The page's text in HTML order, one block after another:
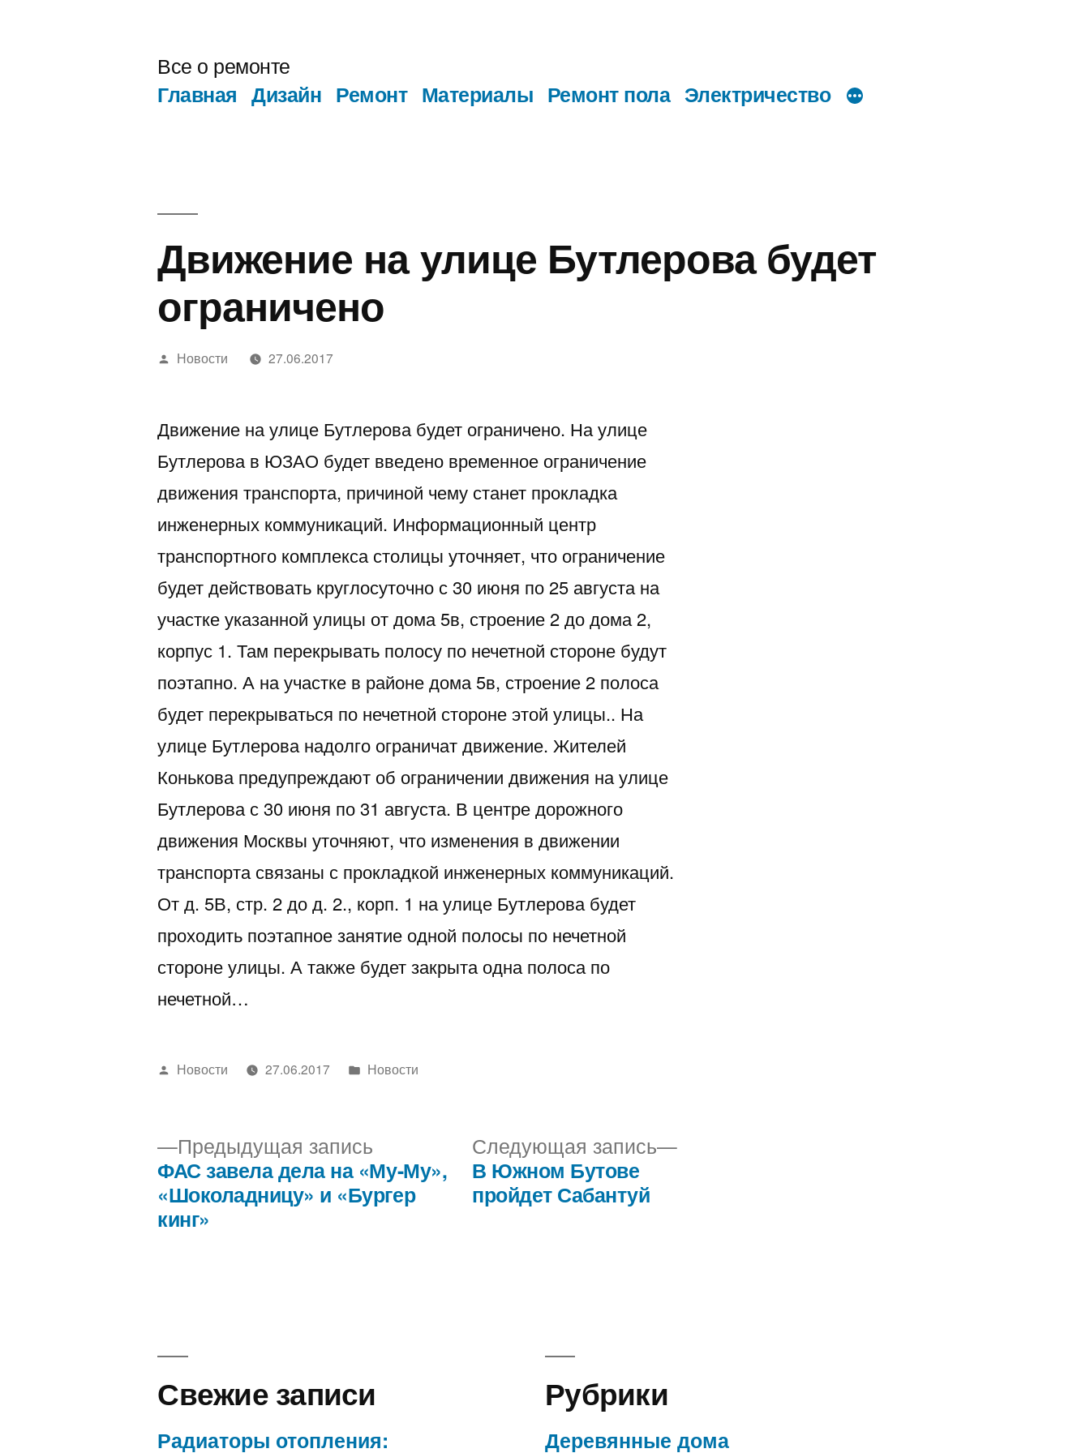
Все о ремонте
Главная Дизайн Ремонт Материалы Ремонт пола Электричество
Движение на улице Бутлерова будет
ограничено
Написано
Новости 27.06.2017
Движение на улице Бутлерова будет ограничено. На улице
Бутлерова в ЮЗАО будет введено временное ограничение
движения транспорта, причиной чему станет прокладка
инженерных коммуникаций. Информационный центр
транспортного комплекса столицы уточняет, что ограничение
будет действовать круглосуточно с 30 июня по 25 августа на
участке указанной улицы от дома 5в, строение 2 до дома 2,
корпус 1. Там перекрывать полосу по нечетной стороне будут
поэтапно. А на участке в районе дома 5в, строение 2 полоса
будет перекрываться по нечетной стороне этой улицы.. На
улице Бутлерова надолго ограничат движение. Жителей
Конькова предупреждают об ограничении движения на улице
Бутлерова с 30 июня по 31 августа. В центре дорожного
движения Москвы уточняют, что изменения в движении
транспорта связаны с прокладкой инженерных коммуникаций.
От д. 5В, стр. 2 до д. 2., корп. 1 на улице Бутлерова будет
проходить поэтапное занятие одной полосы по нечетной
стороне улицы. А также будет закрыта одна полоса по
нечетной…
Написано
Новости 27.06.2017
Написано
Новости
Навигация
Предыдущая запись Предыдущая
запись:
ФАС завела дела на «Му-Му»,
«Шоколадницу» и «Бургер
кинг»
Следующая запись
Следующая
В Южном Бутове
пройдет Сабантуй
Свежие записи
Радиаторы отопления:
Рубрики
Деревянные дома